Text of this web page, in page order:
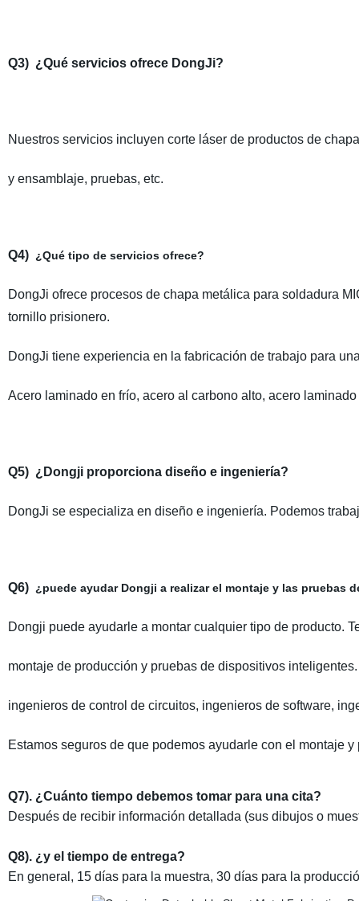
Q3) ¿Qué servicios ofrece DongJi?
Nuestros servicios incluyen corte láser de productos de
y ensamblaje, pruebas, etc.
Q4) ¿Qué tipo de servicios ofrece?
DongJi ofrece procesos de chapa metálica para soldadura
tornillo prisionero.
DongJi tiene experiencia en la fabricación de trabajo para
Acero laminado en frío, acero al carbono alto, acero
Q5) ¿Dongji proporciona diseño e ingeniería?
DongJi se especializa en diseño e ingeniería. Podemos
Q6) ¿puede ayudar Dongji a realizar el montaje y las pruebas
Dongji puede ayudarle a montar cualquier tipo de producto.
montaje de producción y pruebas de dispositivos
ingenieros de control de circuitos, ingenieros de software,
Estamos seguros de que podemos ayudarle con el montaje
Q7). ¿Cuánto tiempo debemos tomar para una cita?
Después de recibir información detallada (sus dibujos o
Q8). ¿y el tiempo de entrega?
En general, 15 días para la muestra, 30 días para la